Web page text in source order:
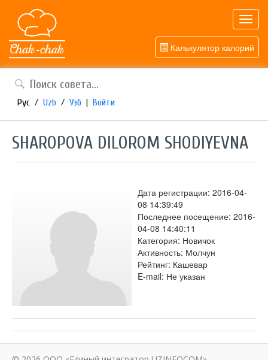
Калькулятор калорий
Рус / Uzb / Узб | Войти
SHAROPOVA DILOROM SHODIYEVNA
Дата регистрации: 2016-04-
08 14:39:49
Последнее посещение: 2016-
04-08 14:40:11
Категория: Новичок
Активность: Молчун
Рейтинг: Кашевар
E-mail: Не указан